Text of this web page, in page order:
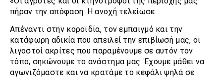
πήραν την απόφαση: Η ανοχή τελείωσε.
Απέναντι στην κοροϊδία, τον εμπαιγμό και την
κατάφωρη αδικία που απειλεί την επιβίωσή μας, οι
λιγοστοί ακρίτες που παραμένουμε σε αυτόν τον
τόπο, σηκώνουμε το ανάστημα μας. Έχουμε μάθει να
αγωνιζόμαστε και να κρατάμε το κεφάλι ψηλά σε